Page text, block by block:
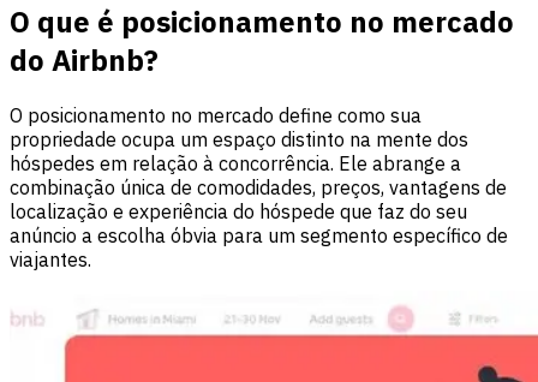
O que é posicionamento no mercado
do Airbnb?
O posicionamento no mercado define como sua
propriedade ocupa um espaço distinto na mente dos
hóspedes em relação à concorrência. Ele abrange a
combinação única de comodidades, preços, vantagens de
localização e experiência do hóspede que faz do seu
anúncio a escolha óbvia para um segmento específico de
viajantes.